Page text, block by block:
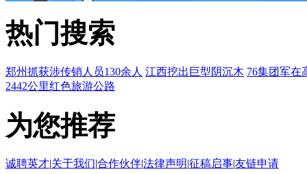
热门搜索
郑州抓获涉传销人员130余人 江西挖出巨型阴沉木 76集团军在
2442公里红色旅游公路
为您推荐
诚聘英才|关于我们|合作伙伴|法律声明|征稿启事|友链申请